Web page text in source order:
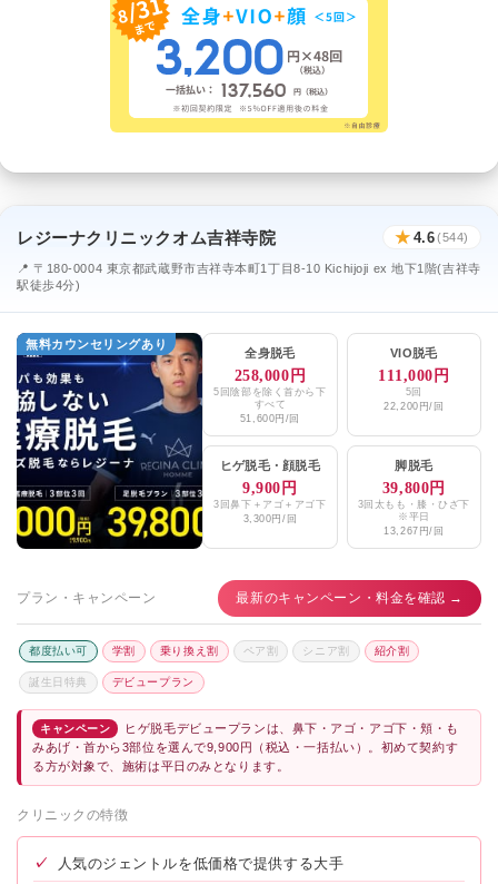
レジーナクリニックオム吉祥寺院 ★ 4.6(544)
📍 〒180-0004 東京都武蔵野市吉祥寺本町1丁目8-10 Kichijoji ex 地下1階(吉祥寺
駅徒歩4分)
無料カウンセリングあり
全身脱毛
258,000円
5回陰部を除く首から下
すべて
51,600円/回
VIO脱毛
111,000円
5回
22,200円/回
ヒゲ脱毛・ 顔脱毛
9,900円
3回鼻下＋アゴ＋アゴ下
3,300円/回
脚脱毛
39,800円
3回太もも・膝・ひざ下
※平日
13,267円/回
プラン・キャンペーン 最新のキャンペーン・料金を確認 →
都度払い可 学割 乗り換え割 ペア割 シニア割 紹介割
誕生日特典 デビュープラン
キャンペーン
ヒゲ脱毛デビュープランは、鼻下・アゴ・アゴ下・頬・も
みあげ・首から3部位を選んで9,900円（税込・一括払い）。初めて契約す
る方が対象で、施術は平日のみとなります。
クリニックの特徴
✓ 人気のジェントルを低価格で提供する大手